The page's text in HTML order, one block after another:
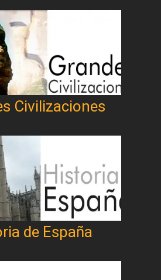
Civilizaciones
de España